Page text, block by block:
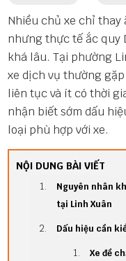
Nhiều chủ xe chỉ thay
nhưng thực tế ắc quy
khá lâu. Tại phường
xe dịch vụ thường
liên tục và ít có thời
nhận biết sớm dấu
loại phù hợp với xe.
NỘI DUNG BÀI VIẾT
Nguyên nhân
tại Linh Xuân
Dấu hiệu cần
Xe đề